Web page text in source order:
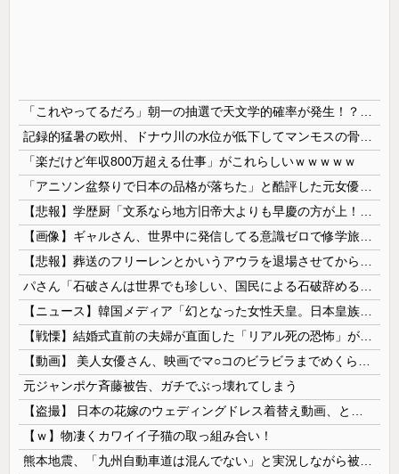
「楽だけど年収800万超える仕事」がこれらしいｗｗｗｗｗ
元ジャンポケ斉藤被告、ガチでぶっ壊れてしまう
【ｗ】物凄くカワイイ子猫の取っ組み合い！